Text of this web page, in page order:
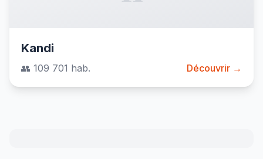
Kandi
👥 109 701 hab. Découvrir →